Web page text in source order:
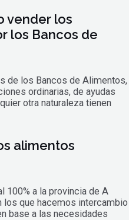
vender los
los Bancos de
de los Bancos de Alimentos,
ordinarias, de ayudas
otra naturaleza tienen
alimentos
100% a la provincia de A
los que hacemos intercambio
base a las necesidades